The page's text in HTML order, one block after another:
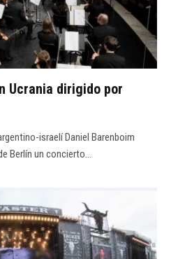
Ucrania dirigido por
israelí Daniel Barenboim
Berlín un concierto…